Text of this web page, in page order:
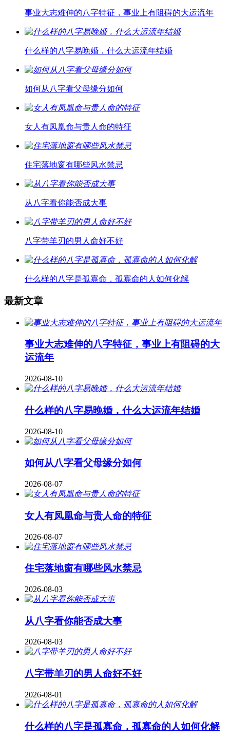
事业大志难伸的八字特征，事业上有阻碍的大运流年
什么样的八字易晚婚，什么大运流年结婚
如何从八字看父母缘分如何
女人有凤凰命与贵人命的特征
住宅落地窗有哪些风水禁忌
从八字看你能否成大事
八字带羊刃的男人命好不好
什么样的八字是孤寡命，孤寡命的人如何化解
最新文章
事业大志难伸的八字特征，事业上有阻碍的大
运流年
2026-08-10
什么样的八字易晚婚，什么大运流年结婚
2026-08-10
如何从八字看父母缘分如何
2026-08-07
女人有凤凰命与贵人命的特征
2026-08-07
住宅落地窗有哪些风水禁忌
2026-08-03
从八字看你能否成大事
2026-08-03
八字带羊刃的男人命好不好
2026-08-01
什么样的八字是孤寡命，孤寡命的人如何化解